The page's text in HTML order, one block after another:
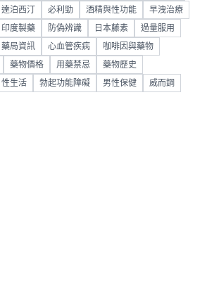
達泊西汀 必利勁 酒精與性功能 早洩治療
印度製藥 防偽辨識 日本藤素 過量服用
藥局資訊 心血管疾病 咖啡因與藥物
藥物價格 用藥禁忌 藥物歷史
性生活 勃起功能障礙 男性保健 威而鋼